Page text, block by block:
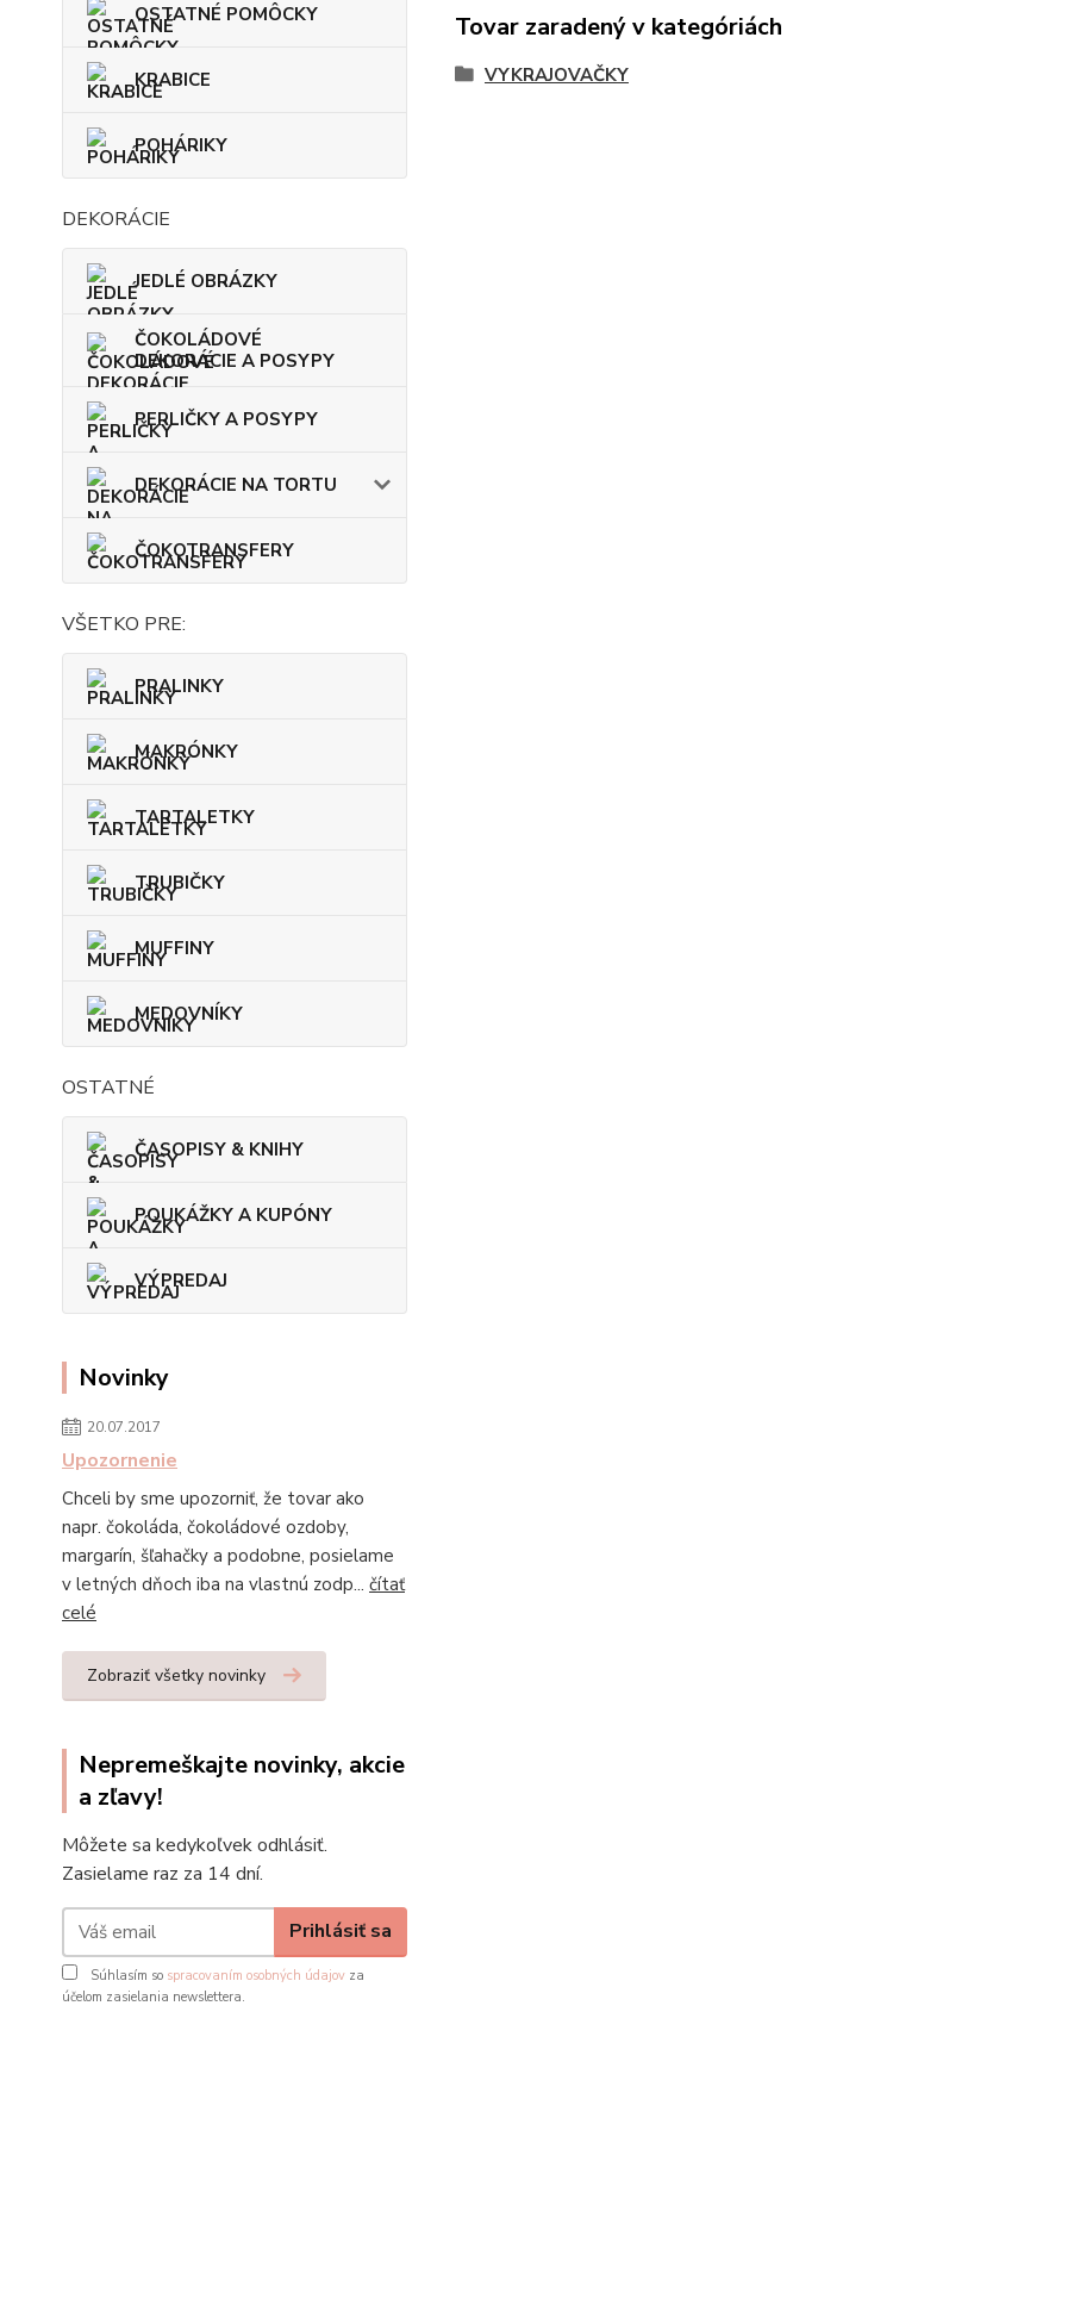
OSTATNÉ POMÔCKY
KRABICE
POHÁRIKY
DEKORÁCIE
JEDLÉ OBRÁZKY
ČOKOLÁDOVÉ
DEKORÁCIE A POSYPY
PERLIČKY A POSYPY
DEKORÁCIE NA TORTU
ČOKOTRANSFERY
VŠETKO PRE:
PRALINKY
MAKRÓNKY
TARTALETKY
TRUBIČKY
MUFFINY
MEDOVNÍKY
OSTATNÉ
ČASOPISY & KNIHY
POUKÁŽKY A KUPÓNY
VÝPREDAJ
Novinky
20.07.2017
Upozornenie
Chceli by sme upozorniť, že tovar ako
napr. čokoláda, čokoládové ozdoby,
margarín, šľahačky a podobne, posielame
v letných dňoch iba na vlastnú zodp... čítať
celé
Zobraziť všetky novinky
Nepremeškajte novinky, akcie
a zľavy!
Môžete sa kedykoľvek odhlásiť.
Zasielame raz za 14 dní.
Prihlásiť sa
Súhlasím so spracovaním osobných údajov za
účelom zasielania newslettera.
Tovar zaradený v kategóriách
VYKRAJOVAČKY